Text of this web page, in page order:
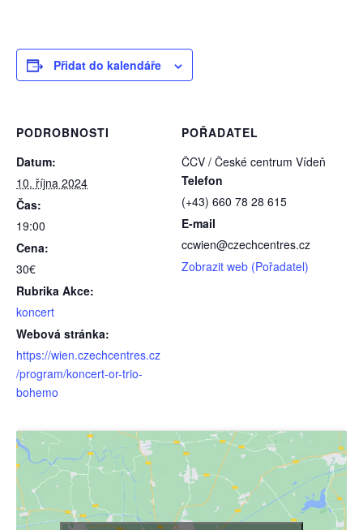
Přidat do kalendáře
PODROBNOSTI
Datum:
10. října 2024
Čas:
19:00
Cena:
30€
Rubrika Akce:
koncert
Webová stránka:
https://wien.czechcentres.cz
/program/koncert-or-trio-
bohemo
POŘADATEL
ČCV / České centrum Vídeň
Telefon
(+43) 660 78 28 615
E-mail
ccwien@czechcentres.cz
Zobrazit web (Pořadatel)